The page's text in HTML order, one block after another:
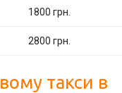
1800 грн.
2800 грн.
такси в